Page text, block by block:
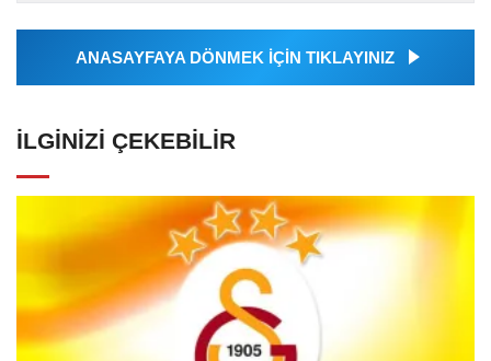
tarafından geçilen tüm...
ANASAYFAYA DÖNMEK İÇİN TIKLAYINIZ
İLGINIZI ÇEKEBILIR